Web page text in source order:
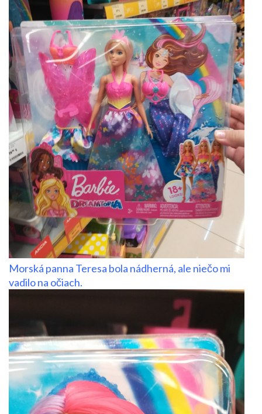
Morská panna Teresa bola nádherná, ale niečo mi
vadilo na očiach.